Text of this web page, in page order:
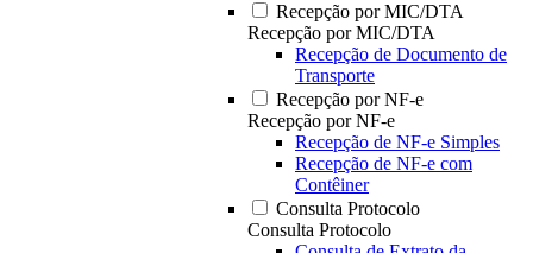
Recepção por MIC/DTA
Recepção por MIC/DTA
Recepção de Documento de
Transporte
Recepção por NF-e
Recepção por NF-e
Recepção de NF-e Simples
Recepção de NF-e com
Contêiner
Consulta Protocolo
Consulta Protocolo